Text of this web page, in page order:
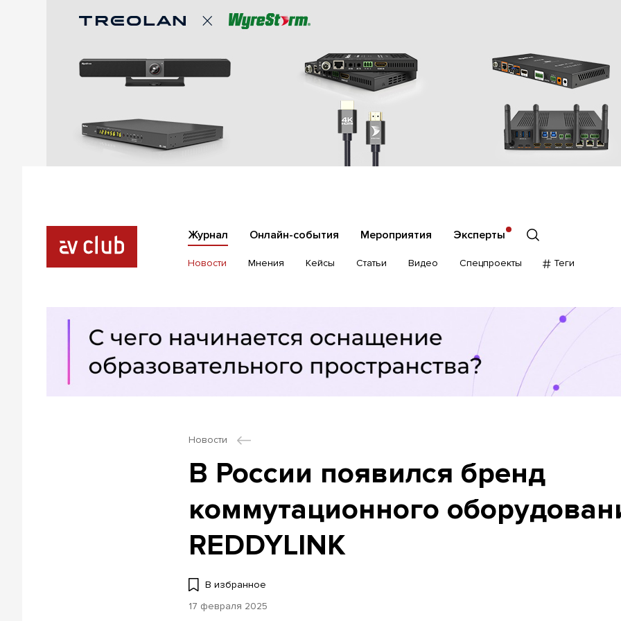
Журнал Онлайн-события Мероприятия Эксперты
Новости Мнения Кейсы Статьи Видео Спецпроекты Теги
Новости
В России появился бренд
коммутационного
REDDYLINK
В избранное
17 февраля 2025